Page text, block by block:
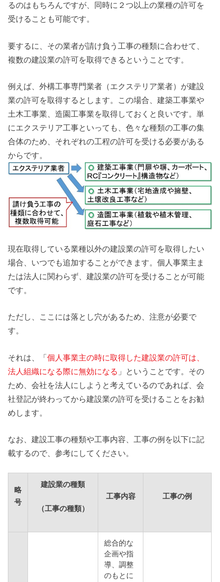
るのはもちろんですが、同時に２つ以上の業種の許可を
受けることも可能です。
要するに、その業者が請け負う工事の種類に合わせて、
複数の建設業の許可を取得できるということです。
例えば、外構工事専門業者（エクステリア業者）が建設
業の許可を取得するとします。この場合、建築工事業や
土木工事業、造園工事業を取得しておくと良いです。単
にエクステリア工事といっても、色々な種類の工事の集
合体のため、それぞれの工程の許可を受ける必要がある
からです。
現在取得している業種以外の建設業の許可を取得したい
場合、いつでも追加することができます。個人事業主ま
たは法人に関わらず、建設業の許可を受けることが可能
です。
ただし、ここには落とし穴があるため、注意が必要で
す。
それは、「個人事業主の時に取得した建設業の許可は、
法人組織になる際に無効になる 」ということです。その
ため、会社を法人にしようと考えているのであれば、会
社登記が終わってから建設業の許可を受けることをお勧
めします。
なお、建設工事の種類や工事内容、工事の例を以下に記
載するので、参考にしてください。
略
号
建設業の種類
（工事の種類）
工事内容 工事の例
総合的な
企画や指
導、調整
のもとに